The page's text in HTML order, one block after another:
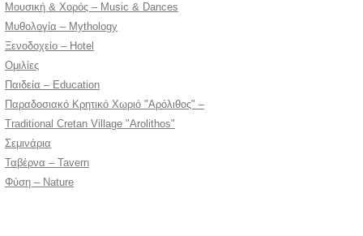
Μουσική & Χορός – Music & Dances
Μυθολογία – Mythology
Ξενοδοχείο – Hotel
Ομιλίες
Παιδεία – Education
Παραδοσιακό Κρητικό Χωριό "Αρόλιθος" –
Traditional Cretan Village "Arolithos"
Σεμινάρια
Ταβέρνα – Tavern
Φύση – Nature